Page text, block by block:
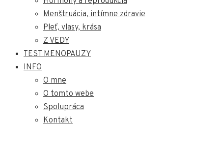
Menštruácia, intímne zdravie
Pleť, vlasy, krása
Z VEDY
TEST MENOPAUZY
INFO
O mne
O tomto webe
Spolupráca
Kontakt